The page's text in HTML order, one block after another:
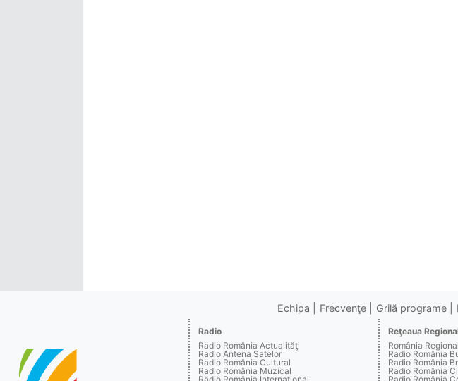
Echipa Frecvenţe Grilă programe
Radio
Radio România Actualităţi
Radio Antena Satelor
Radio România Cultural
Radio România Muzical
Reţeaua
România Regional
Radio România
Radio România
Radio România